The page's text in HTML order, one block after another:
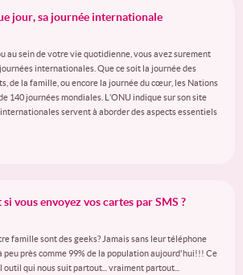
jour, sa journée internationale
au sein de votre vie quotidienne, vous avez surement
internationales. Que ce soit la journée des
de la famille, ou encore la journée du cœur, les Nations
140 journées mondiales. L’ONU indique sur son site
servent à aborder des aspects essentiels
si vous envoyez vos cartes par SMS ?
famille sont des geeks? Jamais sans leur téléphone
peu près comme 99% de la population aujourd'hui!!! Ce
qui nous suit partout... vraiment partout...